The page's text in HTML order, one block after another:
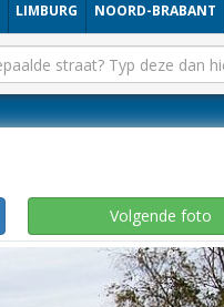
LIMBURG NOORD-BRABANT
Volgende foto